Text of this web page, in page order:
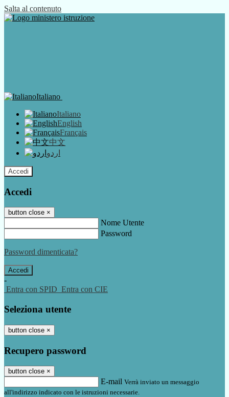
Salta al contenuto
Italiano
Italiano
English
Français
中文
اردو
Accedi
Accedi
button close ×
Nome Utente
Password
Password dimenticata?
-
Entra con SPID Entra con CIE
Seleziona utente
button close ×
Recupero password
button close ×
E-mail Verrà inviato un messaggio
all'indirizzo indicato con le istruzioni necessarie.